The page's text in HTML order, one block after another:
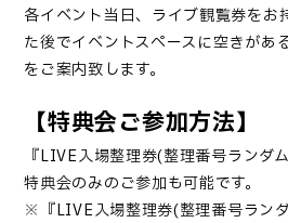
各イベント当日、ライブ観覧券をお
た後でイベントスペースに空きがあ
をご案内致します。
【特典会ご参加方法】
『LIVE入場整理券(整理番号ランダ
特典会のみのご参加も可能です。
※『LIVE入場整理券(整理番号ラン